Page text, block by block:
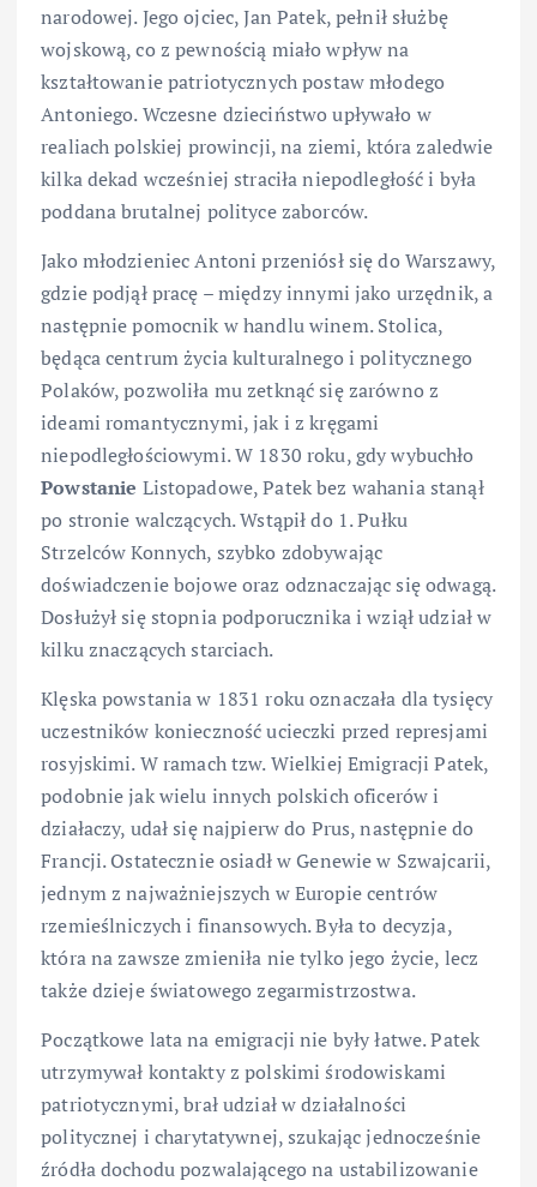
narodowej. Jego ojciec, Jan Patek, pełnił służbę
wojskową, co z pewnością miało wpływ na
kształtowanie patriotycznych postaw młodego
Antoniego. Wczesne dzieciństwo upływało w
realiach polskiej prowincji, na ziemi, która zaledwie
kilka dekad wcześniej straciła niepodległość i była
poddana brutalnej polityce zaborców.
Jako młodzieniec Antoni przeniósł się do Warszawy,
gdzie podjął pracę – między innymi jako urzędnik, a
następnie pomocnik w handlu winem. Stolica,
będąca centrum życia kulturalnego i politycznego
Polaków, pozwoliła mu zetknąć się zarówno z
ideami romantycznymi, jak i z kręgami
niepodległościowymi. W 1830 roku, gdy wybuchło
Powstanie Listopadowe, Patek bez wahania stanął
po stronie walczących. Wstąpił do 1. Pułku
Strzelców Konnych, szybko zdobywając
doświadczenie bojowe oraz odznaczając się odwagą.
Dosłużył się stopnia podporucznika i wziął udział w
kilku znaczących starciach.
Klęska powstania w 1831 roku oznaczała dla tysięcy
uczestników konieczność ucieczki przed represjami
rosyjskimi. W ramach tzw. Wielkiej Emigracji Patek,
podobnie jak wielu innych polskich oficerów i
działaczy, udał się najpierw do Prus, następnie do
Francji. Ostatecznie osiadł w Genewie w Szwajcarii,
jednym z najważniejszych w Europie centrów
rzemieślniczych i finansowych. Była to decyzja,
która na zawsze zmieniła nie tylko jego życie, lecz
także dzieje światowego zegarmistrzostwa.
Początkowe lata na emigracji nie były łatwe. Patek
utrzymywał kontakty z polskimi środowiskami
patriotycznymi, brał udział w działalności
politycznej i charytatywnej, szukając jednocześnie
źródła dochodu pozwalającego na ustabilizowanie